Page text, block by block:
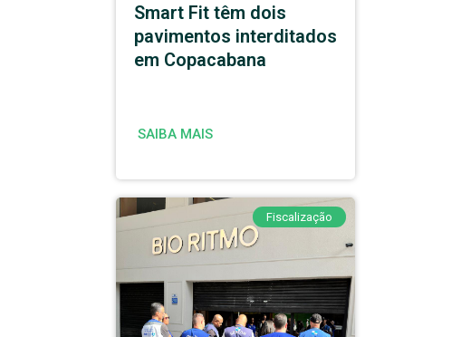
Smart Fit têm dois
pavimentos interditados
em Copacabana
SAIBA MAIS
Fiscalização